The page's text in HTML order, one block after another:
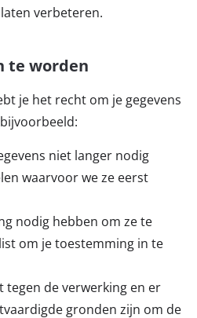
verbeteren.
te worden
je het recht om je gegevens
niet langer nodig
waarvoor we ze eerst
nodig hebben om ze te
om je toestemming in te
tegen de verwerking en er
gronden zijn om de